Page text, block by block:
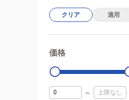
クリア 適用
価格
0
～